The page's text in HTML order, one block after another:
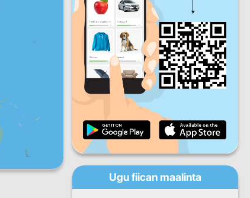
Sabti Axad
Hormarka maalinlaha ah
Hormarka billaha ah
Guud ahaan hormarka
Ugu fiican maalinta